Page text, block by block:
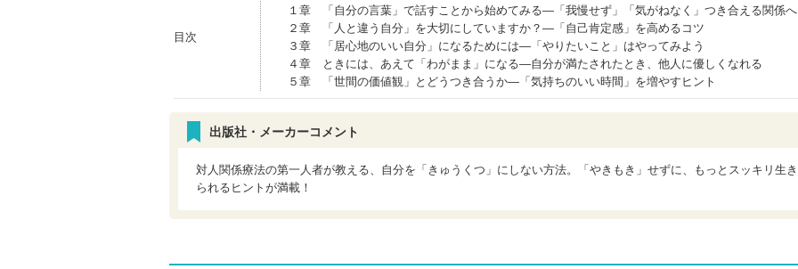
目次
１章 「自分の言葉」で話すことから始めてみる―「我慢せず」「気がねなく」つき合える関係へ
２章 「人と違う自分」を大切にしていますか？―「自己肯定感」を高めるコツ
３章 「居心地のいい自分」になるためには―「やりたいこと」はやってみよう
４章 ときには、あえて「わがまま」になる―自分が満たされたとき、他人に優しくなれる
５章 「世間の価値観」とどうつき合うか―「気持ちのいい時間」を増やすヒント
出版社・メーカーコメント
対人関係療法の第一人者が教える、自分を「きゅうくつ」にしない方法。「やきもき」せずに、もっとスッキリ生き
られるヒントが満載！